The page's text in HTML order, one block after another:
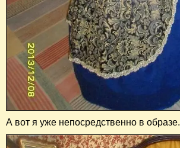
А вот я уже непосредственно в образе.